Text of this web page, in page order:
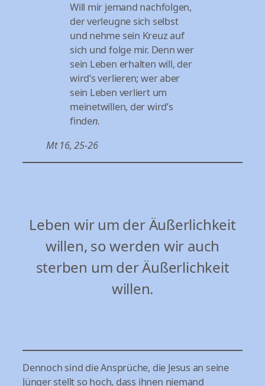
Will mir jemand nachfolgen,
der verleugne sich selbst
und nehme sein Kreuz auf
sich und folge mir. Denn wer
sein Leben erhalten will, der
wird’s verlieren; wer aber
sein Leben verliert um
meinetwillen, der wird’s
finden.
Mt 16, 25-26
Leben wir um der Äußerlichkeit
willen, so werden wir auch
sterben um der Äußerlichkeit
willen.
Dennoch sind die Ansprüche, die Jesus an seine
Jünger stellt so hoch, dass ihnen niemand